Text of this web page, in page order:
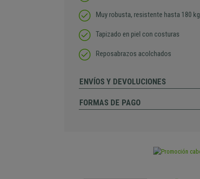
Muy robusta, resistente hasta 180 kg
Tapizado en piel con costuras
Reposabrazos acolchados
ENVÍOS Y DEVOLUCIONES
FORMAS DE PAGO